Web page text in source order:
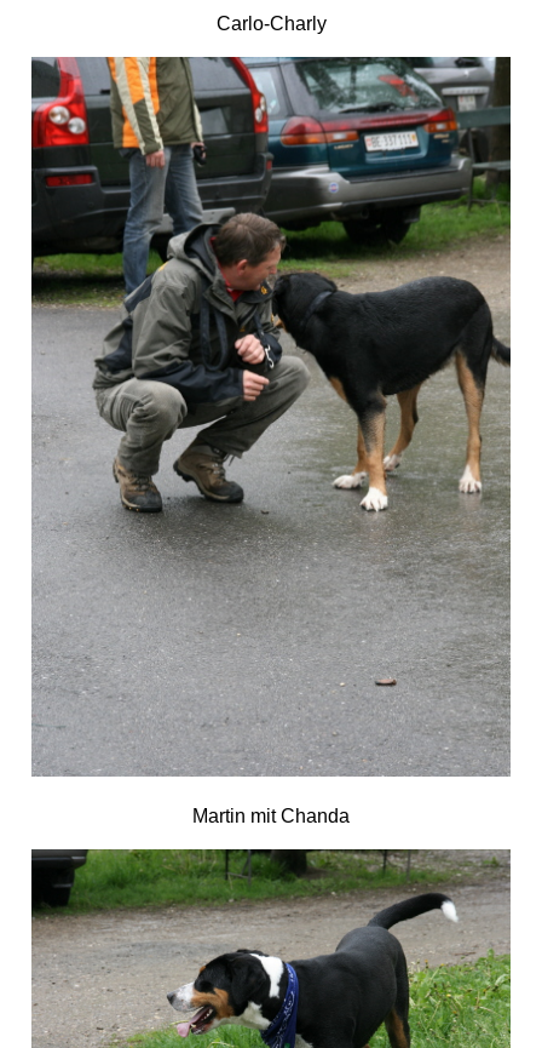
Carlo-Charly
Martin mit Chanda